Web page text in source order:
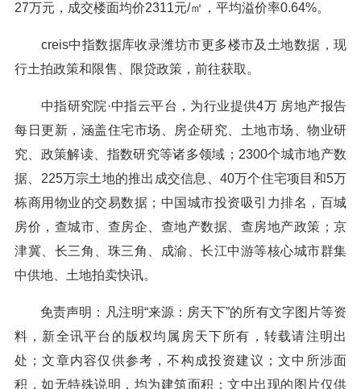
27万元，成交楼面均价2311元/㎡，平均溢价率0.64%。
creis中指数据库收录潍坊市更多楼市及土地数据，现
行土拍政策和限售、限贷政策，前往获取。
中指研究院·中指云平台，为行业提供4万 房地产报告
每日更新，涵盖住宅市场、房企研究、土地市场、物业研
究、政策解读、指数研究等诸多领域；2300个城市地产数
据、225万宗土地的推出成交信息、40万个住宅项目和5万
栋商用物业的交易数据；中国城市投资吸引力排名，百城
房价，查城市、查房企、查地产数据、查房地产政策；京
津冀、长三角、珠三角、成渝、长江中游等核心城市群集
中供地、土地拍卖快讯。
免责声明：凡注明“来源：房天下”的所有文字图片等资
料，新全讯平台的版权均属房天下所有，转载请注明出
处；文章内容仅供参考，不构成投资建议；文中所涉面
积，如无特殊说明，均为建筑面积；文中出现的图片仅供